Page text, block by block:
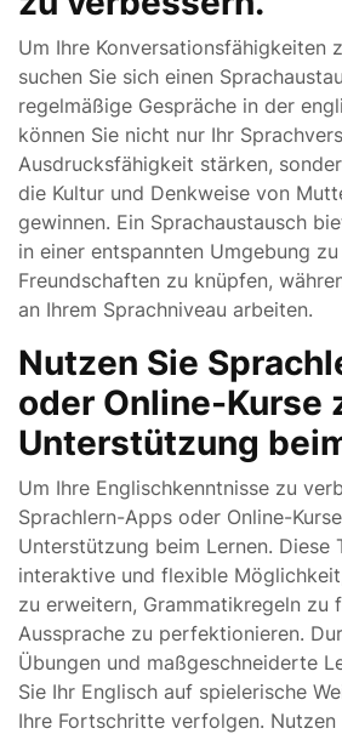
Um Ihre Konversationsfähigkeiten
suchen Sie sich einen
regelmäßige Gespräche in der
können Sie nicht nur Ihr
Ausdrucksfähigkeit stärken,
die Kultur und Denkweise von
gewinnen. Ein Sprachaustausch
in einer entspannten Umgebung
Freundschaften zu knüpfen,
an Ihrem Sprachniveau arbeiten.
Nutzen Sie
oder Online-Kurse
Unterstützung
Um Ihre Englischkenntnisse zu
Sprachlern-Apps oder Online-
Unterstützung beim Lernen. Diese
interaktive und flexible
zu erweitern, Grammatikregeln zu
Aussprache zu perfektionieren.
Übungen und maßgeschneiderte
Sie Ihr Englisch auf spielerische
Ihre Fortschritte verfolgen.